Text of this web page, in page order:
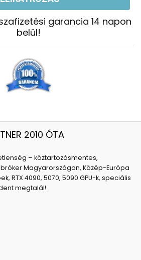
garancia 14 napon
belül!
2010 ÓTA
– köztartozásmentes,
Magyarországon, Közép-Európa
RTX 4090, 5070, 5090 GPU-k, speciális
megtalál!